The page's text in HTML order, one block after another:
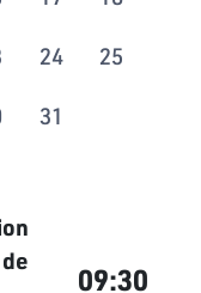
24 25
31
09:30